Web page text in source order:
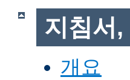
지침서
개요